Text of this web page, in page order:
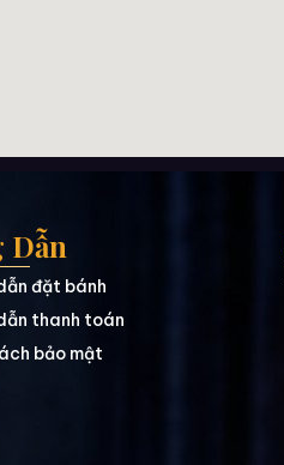
Dẫn
đặt bánh
thanh toán
bảo mật